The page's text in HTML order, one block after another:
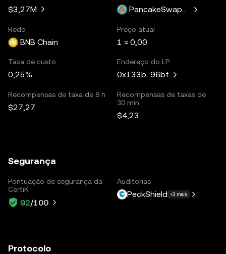
$3,27M PancakeSwapV3
Rede
BNB Chain
Preço atual
1 ≈ 0,00
Taxa de custo
0,25%
Endereço do LP
0x133b...96bf
Recompensas de taxa de 8 h
$27,27
Recompensas de taxas de
30 min
$4,23
Segurança
Pontuação de segurança da
CertiK
92/100
Auditorias
PeckShield +3 mais
Protocolo